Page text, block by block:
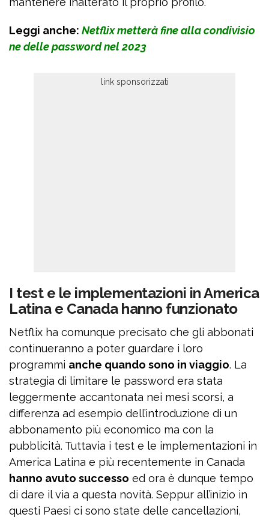
Leggi anche: Netflix metterà fine alla condivisio
ne delle password nel 2023
I test e le implementazioni in America
Latina e Canada hanno funzionato
Netflix ha comunque precisato che gli abbonati
continueranno a poter guardare i loro
programmi anche quando sono in viaggio. La
strategia di limitare le password era stata
leggermente accantonata nei mesi scorsi, a
differenza ad esempio dell’introduzione di un
abbonamento più economico ma con la
pubblicità. Tuttavia i test e le implementazioni in
America Latina e più recentemente in Canada
hanno avuto successo ed ora è dunque tempo
di dare il via a questa novità. Seppur all’inizio in
questi Paesi ci sono state delle cancellazioni,